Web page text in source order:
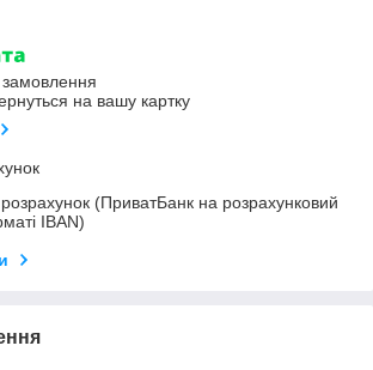
на вашу картку
розрахунок (ПриватБанк на розрахунковий
IBAN)